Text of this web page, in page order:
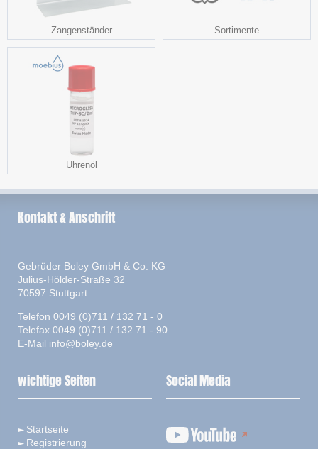
Zangenständer Sortimente
Uhrenöl
Kontakt & Anschrift
Gebrüder Boley GmbH & Co. KG
Julius-Hölder-Straße 32
70597 Stuttgart
Telefon 0049 (0)711 / 132 71 - 0
Telefax 0049 (0)711 / 132 71 - 90
E-Mail info@boley.de
wichtige Seiten
Startseite
Registrierung
Social Media